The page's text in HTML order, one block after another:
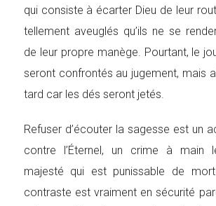
qui consiste à écarter Dieu de leur
tellement aveuglés qu’ils ne se
de leur propre manège. Pourtant, le
seront confrontés au jugement, mais
tard car les dés seront jetés.
Refuser d’écouter la sagesse est un
contre l’Éternel, un crime à main
majesté qui est punissable de
contraste est vraiment en sécurité